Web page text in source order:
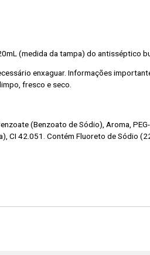
(medida da tampa) do antisséptico
enxaguar. Informações
fresco e seco.
(Benzoato de Sódio), Aroma,
CI 42.051. Contém Fluoreto de Sódio